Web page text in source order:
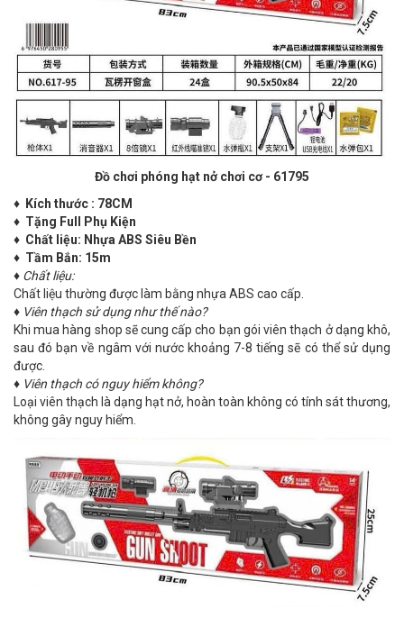
Đồ chơi phóng hạt nở chơi cơ - 61795
♦ Kích thước : 78CM
♦ Tặng Full Phụ Kiện
♦ Chất liệu: Nhựa ABS Siêu Bền
♦ Tầm Bắn: 15m
♦ Chất liệu:
Chất liệu thường được làm bằng nhựa ABS cao cấp.
♦ Viên thạch sử dụng như thế nào?
Khi mua hàng shop sẽ cung cấp cho bạn gói viên thạch ở dạng khô,
sau đó bạn về ngâm với nước khoảng 7-8 tiếng sẽ có thể sử dụng
được.
♦ Viên thạch có nguy hiểm không?
Loại viên thạch là dạng hạt nở, hoàn toàn không có tính sát thương,
không gây nguy hiểm.